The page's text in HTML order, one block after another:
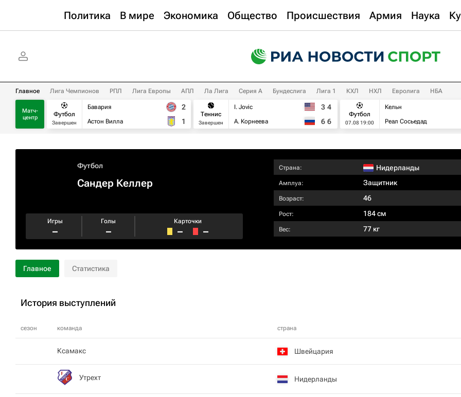
Политика В мире Экономика Общество Происшествия Армия Наука
Главное Лига Чемпионов РПЛ Лига Европы АПЛ Ла Лига Серия А Бундеслига Лига 1 КХЛ НХЛ Евролига НБА
Матч-
центр
Футбол
Завершен
Бавария
Астон Вилла
2
1
Теннис
Завершен
I. Jovic
А. Корнеева
3 4
6 6
Футбол
07.08 19:00
Кельн
Реал Сосьедад
Футбол
Сандер Келлер
Игры
–
Голы
–
Карточки
– –
Страна: Нидерланды
Амплуа: Защитник
Возраст: 46
Рост: 184 см
Вес: 77 кг
Главное Статистика
История выступлений
сезон команда страна
Ксамакс Швейцария
Утрехт Нидерланды